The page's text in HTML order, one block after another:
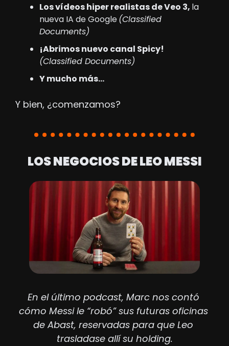
Los vídeos hiper realistas de Veo 3, la
nueva IA de Google(Classified
Documents)
¡Abrimos nuevo canal Spicy!
(Classified Documents)
Y mucho más…
Y bien, ¿comenzamos?
LOS NEGOCIOS DE LEO MESSI
En el último podcast, Marc nos contó
cómo Messi le “robó” sus futuras oficinas
de Abast, reservadas para que Leo
trasladase allí su holding.